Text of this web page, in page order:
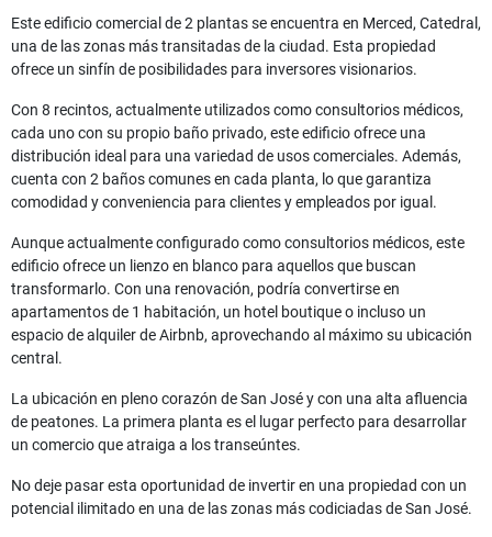
Este edificio comercial de 2 plantas se encuentra en Merced, Catedral,
una de las zonas más transitadas de la ciudad. Esta propiedad
ofrece un sinfín de posibilidades para inversores visionarios.
Con 8 recintos, actualmente utilizados como consultorios médicos,
cada uno con su propio baño privado, este edificio ofrece una
distribución ideal para una variedad de usos comerciales. Además,
cuenta con 2 baños comunes en cada planta, lo que garantiza
comodidad y conveniencia para clientes y empleados por igual.
Aunque actualmente configurado como consultorios médicos, este
edificio ofrece un lienzo en blanco para aquellos que buscan
transformarlo. Con una renovación, podría convertirse en
apartamentos de 1 habitación, un hotel boutique o incluso un
espacio de alquiler de Airbnb, aprovechando al máximo su ubicación
central.
La ubicación en pleno corazón de San José y con una alta afluencia
de peatones. La primera planta es el lugar perfecto para desarrollar
un comercio que atraiga a los transeúntes.
No deje pasar esta oportunidad de invertir en una propiedad con un
potencial ilimitado en una de las zonas más codiciadas de San José.